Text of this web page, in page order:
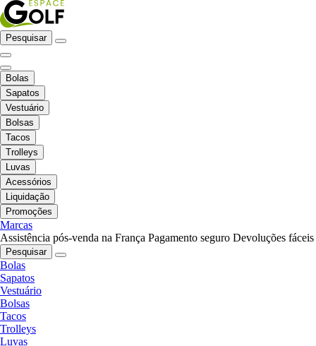
Pesquisar
Bolas
Sapatos
Vestuário
Bolsas
Tacos
Trolleys
Luvas
Acessórios
Liquidação
Promoções
Marcas
Assistência pós-venda na França Pagamento seguro Devoluções fáceis
Pesquisar
Bolas
Sapatos
Vestuário
Bolsas
Tacos
Trolleys
Luvas